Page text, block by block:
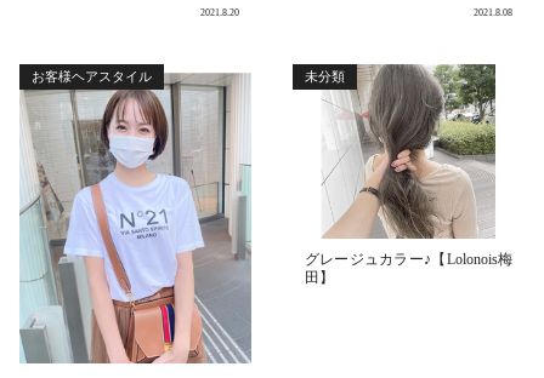
2021.8.20 2021.8.08
お客様ヘアスタイル
グレージュカラー♪【Lolonois梅
田】
未分類